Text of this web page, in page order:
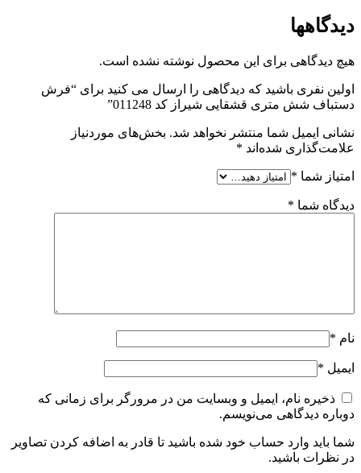
دیدگاهها
هیچ دیدگاهی برای این محصول نوشته نشده است.
اولین نفری باشید که دیدگاهی را ارسال می کنید برای “فرش
دستباف شش متری قشقایی شیراز کد 011248”
نشانی ایمیل شما منتشر نخواهد شد. بخش‌های موردنیاز
علامت‌گذاری شده‌اند *
امتیاز شما *
دیدگاه شما *
نام *
ایمیل *
ذخیره نام، ایمیل و وبسایت من در مرورگر برای زمانی که
دوباره دیدگاهی می‌نویسم.
شما باید وارد حساب خود شده باشید تا قادر به اضافه کردن تصاویر
در نظرات باشید.